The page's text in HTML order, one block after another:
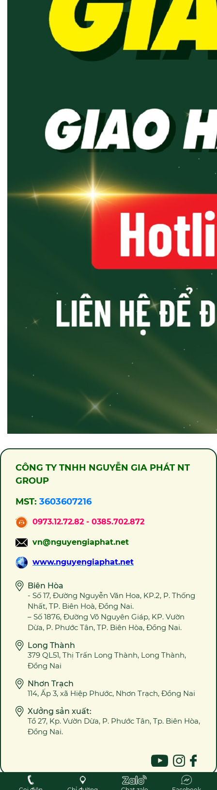
CÔNG TY TNHH NGUYỄN GIA PHÁT NT
GROUP
MST: 3603607216
0973.12.72.82 - 0385.702.872
vn@nguyengiaphat.net
www.nguyengiaphat.net
Biên Hòa
- Số 17, Đường Nguyễn Văn Hoa, KP.2, P. Thống
Nhất, TP. Biên Hoà, Đồng Nai.
– Số 1876, Đường Võ Nguyên Giáp, KP. Vườn
Dừa, P. Phước Tân, TP. Biên Hòa, Đồng Nai.
Long Thành
379 QL51, Thị Trấn Long Thành, Long Thành,
Đồng Nai
Nhơn Trạch
114, Ấp 3, xã Hiệp Phước, Nhơn Trạch, Đồng Nai
Xưởng sản xuất:
Tổ 27, Kp. Vườn Dừa, P. Phước Tân, Tp. Biên Hòa,
Đồng Nai.
2023 @ Bản quyền ALOWEB ™